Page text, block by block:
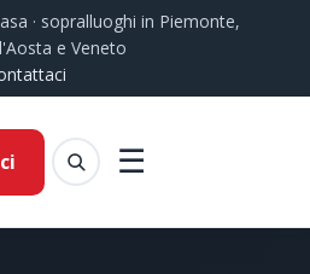
· sopralluoghi in Piemonte,
e Veneto
☰